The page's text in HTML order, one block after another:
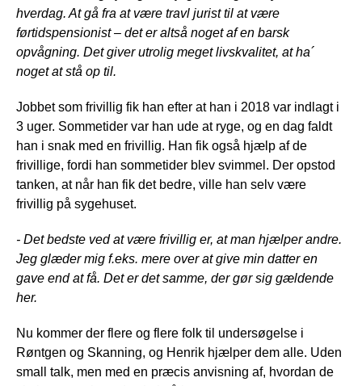
hverdag. At gå fra at være travl jurist til at være
førtidspensionist – det er altså noget af en barsk
opvågning. Det giver utrolig meget livskvalitet, at ha´
noget at stå op til.
Jobbet som frivillig fik han efter at han i 2018 var indlagt i
3 uger. Sommetider var han ude at ryge, og en dag faldt
han i snak med en frivillig. Han fik også hjælp af de
frivillige, fordi han sommetider blev svimmel. Der opstod
tanken, at når han fik det bedre, ville han selv være
frivillig på sygehuset.
- Det bedste ved at være frivillig er, at man hjælper andre.
Jeg glæder mig f.eks. mere over at give min datter en
gave end at få. Det er det samme, der gør sig gældende
her.
Nu kommer der flere og flere folk til undersøgelse i
Røntgen og Skanning, og Henrik hjælper dem alle. Uden
small talk, men med en præcis anvisning af, hvordan de